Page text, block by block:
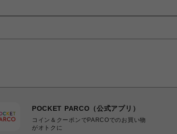
POCKET PARCO（公式アプリ）
コイン＆クーポンでPARCOでのお買い物
がオトクに